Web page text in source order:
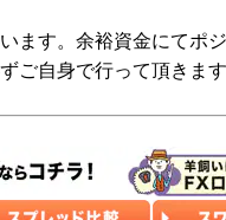
ます。余裕資金にてポ
ご自身で行って頂きま